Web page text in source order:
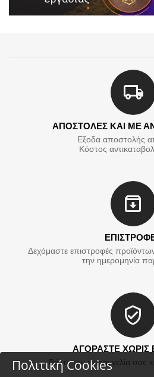
ΑΠΟΣΤΟΛΕΣ ΚΑΙ ΜΕ
Εξοδα αποστολής
Κόστος
Δεχόμαστε επιστροφές
την ημερομηνία
ΑΓΟΡΑΣΤΕ ΧΩΡΙΣ
Βάλτε την παραγγελία σας
Πολιτική Cookies